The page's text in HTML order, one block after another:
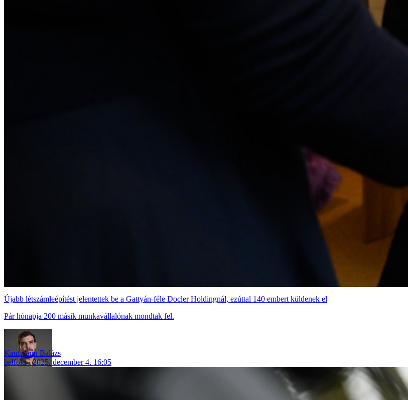
Újabb létszámleépítést jelentettek be a Gattyán-féle Docler Holdingnál, ezúttal 140 embert küldenek el
Pár hónapja 200 másik munkavállalónak mondtak fel.
Kaufmann Balázs
belföld
2025. december 4. 16:05